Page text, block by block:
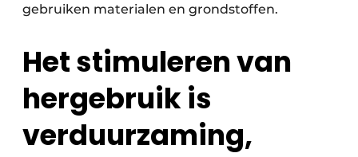
gebruiken materialen en grondstoffen.
Het stimuleren van
hergebruik is
verduurzaming,